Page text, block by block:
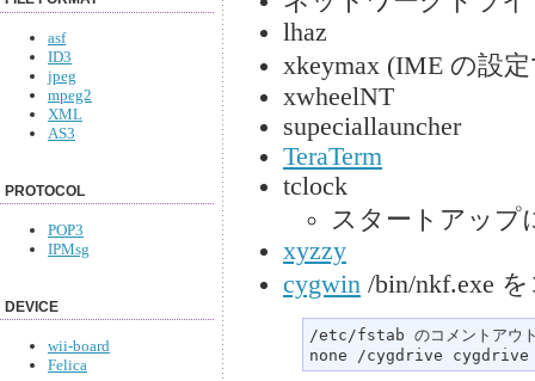
asf
ID3
jpeg
mpeg2
XML
AS3
PROTOCOL
POP3
IPMsg
DEVICE
wii-board
Felica
lhaz
xkeymax (IME の設
xwheelNT
supeciallauncher
TeraTerm
tclock
スタートアップ
xyzzy
cygwin /bin/nkf.exe
/etc/fstab のコメントアウ
none /cygdrive